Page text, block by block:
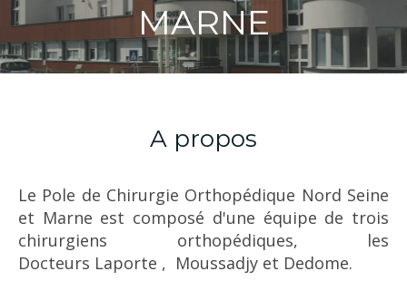
MARNE
A propos
Le Pole de Chirurgie Orthopédique Nord Seine
et Marne est composé d'une équipe de trois
chirurgiens orthopédiques, les
Docteurs Laporte , Moussadjy et Dedome.